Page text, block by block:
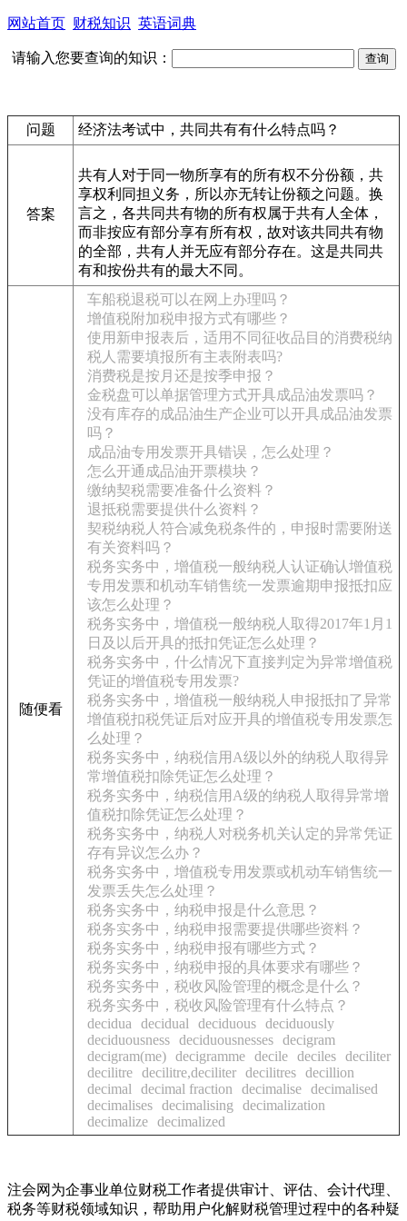
网站首页 财税知识 英语词典
请输入您要查询的知识：
问题 经济法考试中，共同共有有什么特点吗？
答案
共有人对于同一物所享有的所有权不分份额，共
享权利同担义务，所以亦无转让份额之问题。换
言之，各共同共有物的所有权属于共有人全体，
而非按应有部分享有所有权，故对该共同共有物
的全部，共有人并无应有部分存在。这是共同共
有和按份共有的最大不同。
随便看
车船税退税可以在网上办理吗？
增值税附加税申报方式有哪些？
使用新申报表后，适用不同征收品目的消费税纳
税人需要填报所有主表附表吗?
消费税是按月还是按季申报？
金税盘可以单据管理方式开具成品油发票吗？
没有库存的成品油生产企业可以开具成品油发票
吗？
成品油专用发票开具错误，怎么处理？
怎么开通成品油开票模块？
缴纳契税需要准备什么资料？
退抵税需要提供什么资料？
契税纳税人符合减免税条件的，申报时需要附送
有关资料吗？
税务实务中，增值税一般纳税人认证确认增值税
专用发票和机动车销售统一发票逾期申报抵扣应
该怎么处理？
税务实务中，增值税一般纳税人取得2017年1月1
日及以后开具的抵扣凭证怎么处理？
税务实务中，什么情况下直接判定为异常增值税
凭证的增值税专用发票?
税务实务中，增值税一般纳税人申报抵扣了异常
增值税扣税凭证后对应开具的增值税专用发票怎
么处理？
税务实务中，纳税信用A级以外的纳税人取得异
常增值税扣除凭证怎么处理？
税务实务中，纳税信用A级的纳税人取得异常增
值税扣除凭证怎么处理？
税务实务中，纳税人对税务机关认定的异常凭证
存有异议怎么办？
税务实务中，增值税专用发票或机动车销售统一
发票丢失怎么处理？
税务实务中，纳税申报是什么意思？
税务实务中，纳税申报需要提供哪些资料？
税务实务中，纳税申报有哪些方式？
税务实务中，纳税申报的具体要求有哪些？
税务实务中，税收风险管理的概念是什么？
税务实务中，税收风险管理有什么特点？
decidua
decidual deciduous deciduously
deciduousness deciduousnesses decigram
decigram(me) decigramme decile deciles deciliter
decilitre decilitre,deciliter decilitres decillion
decimal
decimal fraction decimalise decimalised
decimalises decimalising
decimalization
decimalize decimalized
注会网为企事业单位财税工作者提供审计、评估、会计代理、
税务等财税领域知识，帮助用户化解财税管理过程中的各种疑